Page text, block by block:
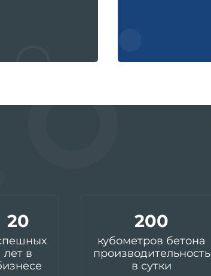
20
лет в
200
кубометров бетона
производительность
в сутки